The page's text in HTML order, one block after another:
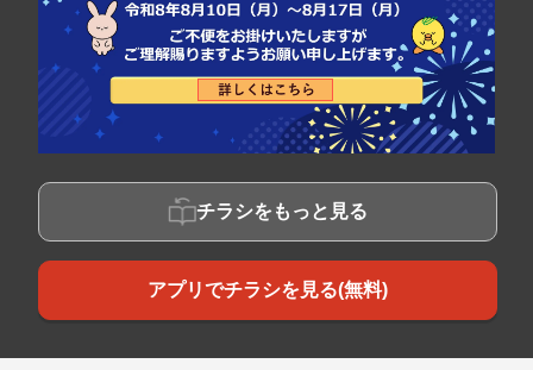
チラシをもっと見る
アプリでチラシを見る(無料)